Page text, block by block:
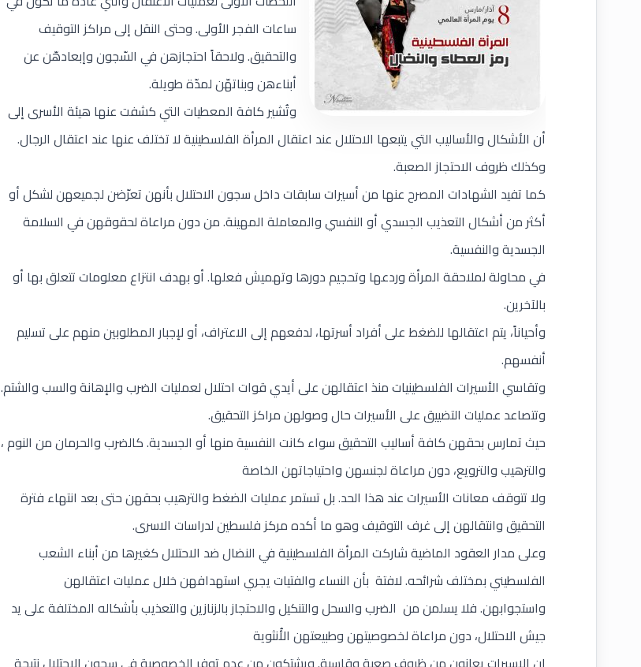
ساعات الفجر الأولى. وحتى النقل إلى مراكز التوقيف
والتحقيق. ولاحقاً احتجازهن في السّجون وإبعادهّن عن
أبناءهن وبناتهّن لمدّة طويلة.
وتُشير كافة المعطيات التي كشفت عنها هيئة الأسرى إلى
أن الأشكال والأساليب التي يتبعها الاحتلال عند اعتقال المرأة الفلسطينية لا تختلف عنها عند اعتقال الرجال.
وكذلك ظروف الاحتجاز الصعبة.
كما تفيد الشهادات المصرح عنها من أسيرات سابقات داخل سجون الاحتلال بأنهن تعرّضن لجميعهن لشكل أو
أكثر من أشكال التعذيب الجسدي أو النفسي والمعاملة المهينة. من دون مراعاة لحقوقهن في السلامة
الجسدية والنفسية.
في محاولة لملاحقة المرأة وردعها وتحجيم دورها وتهميش فعلها. أو بهدف انتزاع معلومات تتعلق بها أو
بالآخرين.
وأحياناً، يتم اعتقالها للضغط على أفراد أسرتها، لدفعهم إلى الاعتراف، أو لإجبار المطلوبين منهم على تسليم
أنفسهم.
وتقاسي الأسيرات الفلسطينيات منذ اعتقالهن على أيدي قوات احتلال لعمليات الضرب والإهانة والسب والشتم.
وتتصاعد عمليات التضييق على الأسيرات حال وصولهن مراكز التحقيق.
حيث تمارس بحقهن كافة أساليب التحقيق سواء كانت النفسية منها أو الجسدية. كالضرب والحرمان من النوم ،
والترهيب والترويع، دون مراعاة لجنسهن واحتياجاتهن الخاصة
ولا تتوقف معانات الأسيرات عند هذا الحد. بل تستمر عمليات الضغط والترهيب بحقهن حتى بعد انتهاء فترة
التحقيق وانتقالهن إلى غرف التوقيف وهو ما أكده مركز فلسطين لدراسات الاسرى.
وعلى مدار العقود الماضية شاركت المرأة الفلسطينية في النضال ضد الاحتلال كغيرها من أبناء الشعب
الفلسطيني بمختلف شرائحه. لافتة بأن النساء والفتيات يجري استهدافهن خلال عمليات اعتقالهن
واستجوابهن. فلا يسلمن من الضرب والسحل والتنكيل والاحتجاز بالزنازين والتعذيب بأشكاله المختلفة على يد
جيش الاحتلال، دون مراعاة لخصوصيتهن وطبيعتهن الأُنثوية